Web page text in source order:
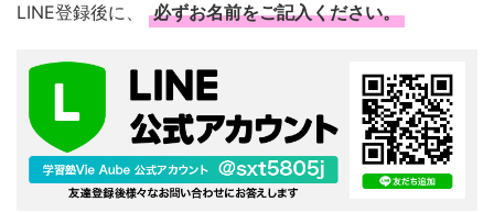
LINE登録後に、
必ずお名前をご記入ください。